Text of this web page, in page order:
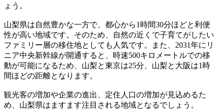
ょう。
山梨県は自然豊かな一方で、都心から1時間30分ほどと利便
性が高い地域です。そのため、自然の近くで子育てがしたい
ファミリー層の移住地としても人気です。また、2031年にリ
ニア中央新幹線が開通すると、時速500キロメートルでの移
動が可能になるため、山梨と東京は25分、山梨と大阪は1時
間ほどの距離となります。
観光客の増加や企業の進出、定住人口の増加が見込めるた
め、山梨県はますます注目される地域となるでしょう。